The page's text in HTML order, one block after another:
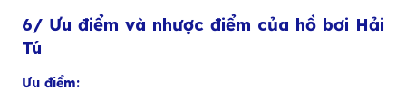
6/ Ưu điểm và nhược điểm của hồ bơi Hải
Tú
Ưu điểm: